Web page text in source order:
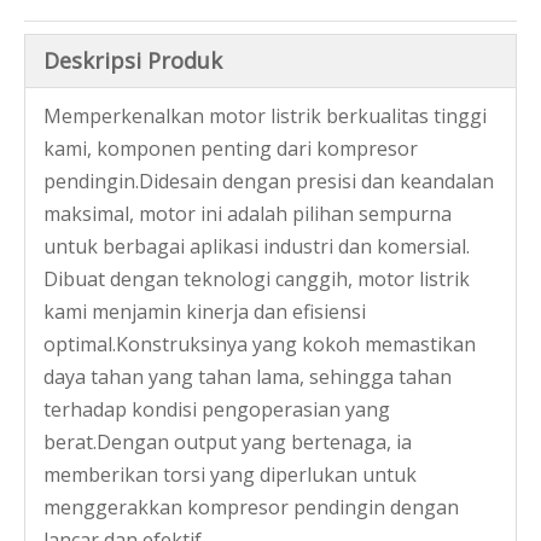
Pemasok Motor Mesin Cuci Kawat Enamel Dc
Motor Mesin Cuci Sinkron Rotor Di Kanada Supplier Motor Mesin Cuci Ac Front Loading
Deskripsi Produk
Memperkenalkan motor listrik berkualitas tinggi
kami, komponen penting dari kompresor
pendingin.Didesain dengan presisi dan keandalan
maksimal, motor ini adalah pilihan sempurna
untuk berbagai aplikasi industri dan komersial.
Dibuat dengan teknologi canggih, motor listrik
kami menjamin kinerja dan efisiensi
optimal.Konstruksinya yang kokoh memastikan
daya tahan yang tahan lama, sehingga tahan
terhadap kondisi pengoperasian yang
berat.Dengan output yang bertenaga, ia
memberikan torsi yang diperlukan untuk
menggerakkan kompresor pendingin dengan